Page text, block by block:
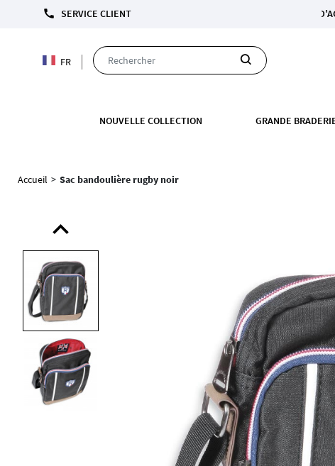
call SERVICE CLIENTLIVRAISON OFFERTE DÈS 110 EUROS D'ACHAT AVEC
FR
NOUVELLE COLLECTION GRANDE
Accueil > Sac bandoulière rugby noir
expand_less